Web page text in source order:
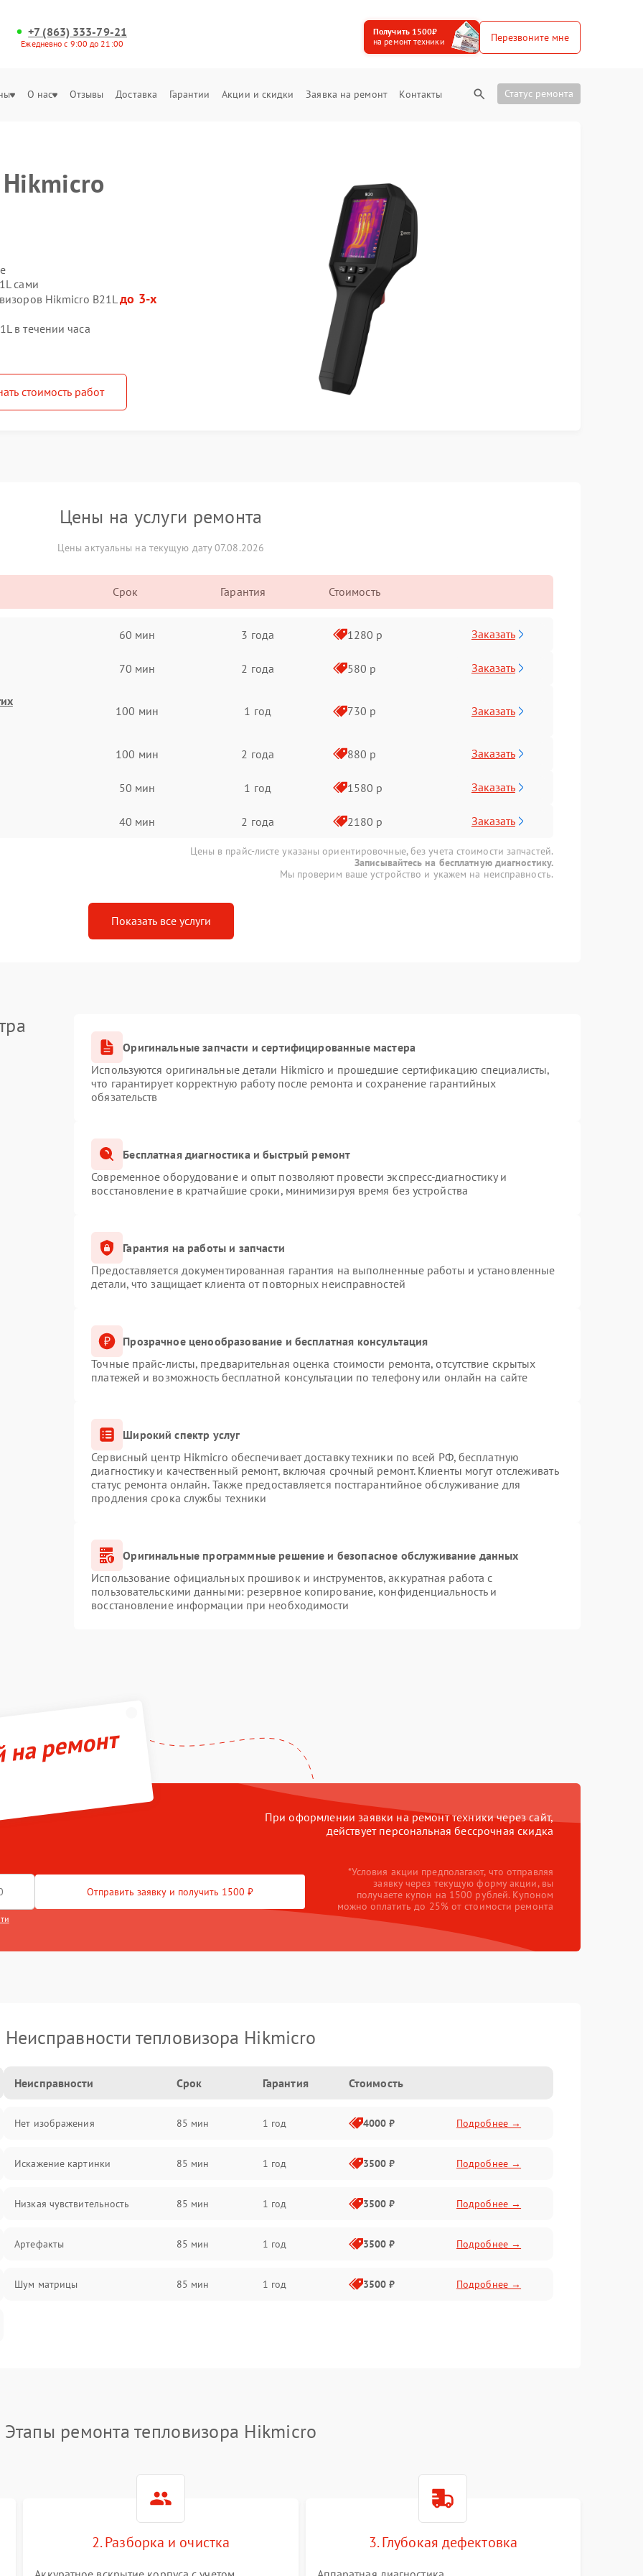
+7 (863) 333-79-21
Ежедневно с 9:00 до 21:00
Получить 1500₽
на ремонт техники
Перезвоните мне
О нас Отзывы Доставка Гарантии Акции и скидки Заявка на ремонт Контакты Статус ремонта
сами
Hikmicro B21Lдо 3-х
в течении часа
стоимость работ
Цены на услуги ремонта
Цены актуальны на текущую дату 07.08.2026
Срок Гарантия Стоимость
60 мин 3 года 1280 р Заказать
70 мин 2 года 580 р Заказать
100 мин 1 год 730 р Заказать
100 мин 2 года 880 р Заказать
50 мин 1 год 1580 р Заказать
40 мин 2 года 2180 р Заказать
Цены в прайс-листе указаны ориентировочные, без учета стоимости запчастей.
Записывайтесь на бесплатную диагностику.
Мы проверим ваше устройство и укажем на неисправность.
Показать все услуги
Оригинальные запчасти и сертифицированные мастера
Используются оригинальные детали Hikmicro и прошедшие сертификацию специалисты,
что гарантирует корректную работу после ремонта и сохранение гарантийных
обязательств
Бесплатная диагностика и быстрый ремонт
Современное оборудование и опыт позволяют провести экспресс-диагностику и
восстановление в кратчайшие сроки, минимизируя время без устройства
Гарантия на работы и запчасти
Предоставляется документированная гарантия на выполненные работы и установленные
детали, что защищает клиента от повторных неисправностей
Прозрачное ценообразование и бесплатная консультация
Точные прайс-листы, предварительная оценка стоимости ремонта, отсутствие скрытых
платежей и возможность бесплатной консультации по телефону или онлайн на сайте
Широкий спектр услуг
Сервисный центр Hikmicro обеспечивает доставку техники по всей РФ, бесплатную
диагностику и качественный ремонт, включая срочный ремонт. Клиенты могут отслеживать
статус ремонта онлайн. Также предоставляется постгарантийное обслуживание для
продления срока службы техники
Оригинальные программные решение и безопасное обслуживание данных
Использование официальных прошивок и инструментов, аккуратная работа с
пользовательскими данными: резервное копирование, конфиденциальность и
восстановление информации при необходимости
ремонт
При оформлении заявки на ремонт техники через сайт,
действует персональная бессрочная скидка
Отправить заявку и получить 1500 ₽
*Условия акции предполагают, что отправляя
заявку через текущую форму акции, вы
получаете купон на 1500 рублей. Купоном
можно оплатить до 25% от стоимости ремонта
Неисправности тепловизора Hikmicro
Неисправности Срок Гарантия Стоимость
Нет изображения 85 мин 1 год 4000 ₽ Подробнее →
Искажение картинки 85 мин 1 год 3500 ₽ Подробнее →
Низкая чувствительность 85 мин 1 год 3500 ₽ Подробнее →
Артефакты 85 мин 1 год 3500 ₽ Подробнее →
Шум матрицы 85 мин 1 год 3500 ₽ Подробнее →
Этапы ремонта тепловизора Hikmicro
2. Разборка и очистка 3. Глубокая дефектовка